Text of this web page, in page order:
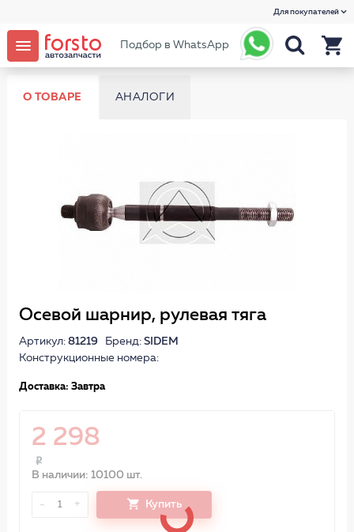
Для покупателей
Подбор в WhatsApp
О ТОВАРЕ АНАЛОГИ
Осевой шарнир, рулевая тяга
Артикул: 81219Бренд: SIDEM
Конструкционные номера:
Доставка: Завтра
2 298
В наличии: 10100 шт.
- 1 + Купить